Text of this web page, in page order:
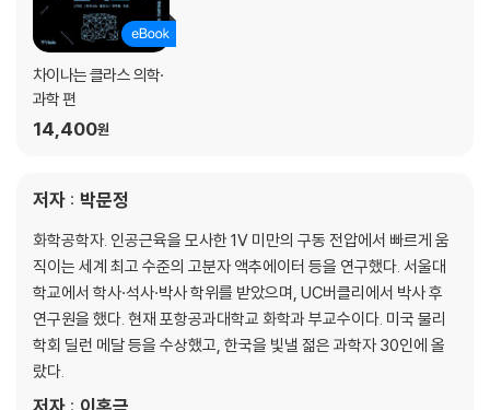
차이나는 클라스 의학·
과학 편
14,400원
저자 : 박문정
화학공학자. 인공근육을 모사한 1V 미만의 구동 전압에서 빠르게 움
직이는 세계 최고 수준의 고분자 액추에이터 등을 연구했다. 서울대
학교에서 학사·석사·박사 학위를 받았으며, UC버클리에서 박사 후
연구원을 했다. 현재 포항공과대학교 화학과 부교수이다. 미국 물리
학회 딜런 메달 등을 수상했고, 한국을 빛낼 젊은 과학자 30인에 올
랐다.